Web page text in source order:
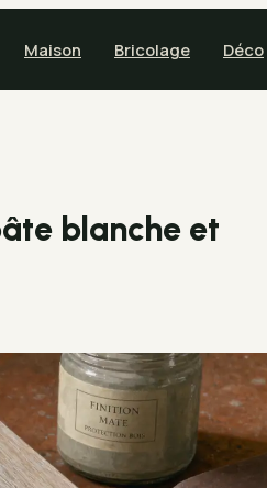
Maison Bricolage Déco
blanche et